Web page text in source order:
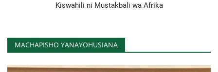
Kiswahili ni Mustakbali wa Afrika
MACHAPISHO YANAYOHUSIANA